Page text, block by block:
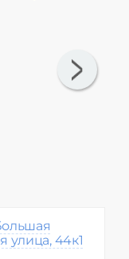
улица, 44к1